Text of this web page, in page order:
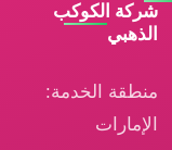
شركة الكوكب
الذهبي
منطقة الخدمة:
الإمارات